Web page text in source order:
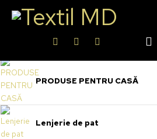
PRODUSE PENTRU CASĂ
Lenjerie de pat